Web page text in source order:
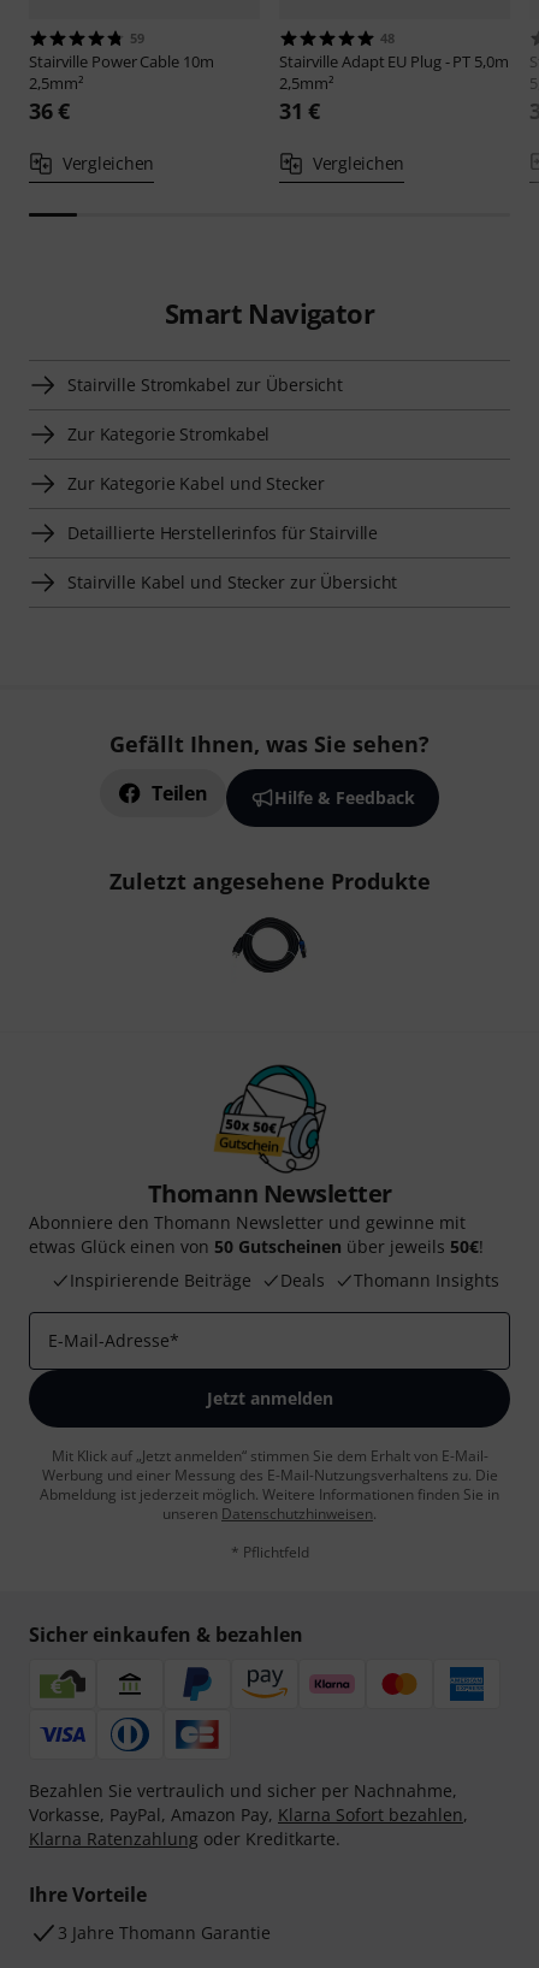
59
Stairville Power Cable 10m
2,5mm²
36 €
Vergleichen
48
StairvilleAdapt EU Plug - PT 5,0m
2,5mm²
31 €
Vergleichen
Smart Navigator
Stairville Stromkabel zur Übersicht
Zur Kategorie Stromkabel
Zur Kategorie Kabel und Stecker
Detaillierte Herstellerinfos für Stairville
Stairville Kabel und Stecker zur Übersicht
Gefällt Ihnen, was Sie sehen?
Teilen Hilfe & Feedback
Zuletzt angesehene Produkte
Thomann Newsletter
Abonniere den Thomann Newsletter und gewinne mit
etwas Glück einen von 50 Gutscheinen über jeweils 50€!
Inspirierende Beiträge
Deals Thomann Insights
E-Mail-Adresse*
Jetzt anmelden
Mit Klick auf „Jetzt anmelden“ stimmen Sie dem Erhalt von E-Mail-
Werbung und einer Messung des E-Mail-Nutzungsverhaltens zu. Die
Abmeldung ist jederzeit möglich. Weitere Informationen finden Sie in
unseren Datenschutzhinweisen.
* Pflichtfeld
Sicher einkaufen & bezahlen
Bezahlen Sie vertraulich und sicher per Nachnahme,
Vorkasse, PayPal, Amazon Pay, Klarna Sofort bezahlen,
Klarna Ratenzahlung oder Kreditkarte.
Ihre Vorteile
3 Jahre Thomann Garantie